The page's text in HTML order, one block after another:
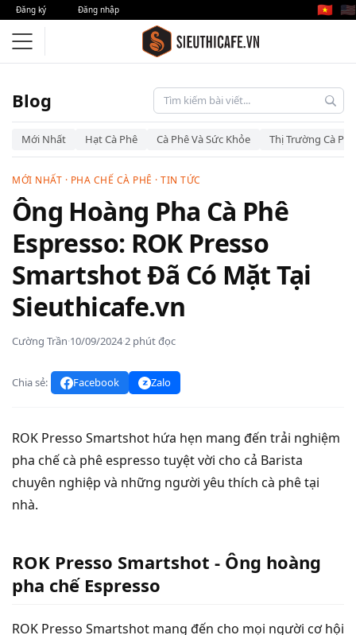
Đăng ký Đăng nhập 🇻🇳 🇺🇸
Blog
Mới Nhất Hạt Cà Phê Cà Phê Và Sức Khỏe Thị Trường Cà Phê
MỚI NHẤT · PHA CHẾ CÀ PHÊ · TIN TỨC
Ông Hoàng Pha Cà Phê
Espresso: ROK Presso
Smartshot Đã Có Mặt Tại
Sieuthicafe.vn
Cường Trần·10/09/2024·2 phút đọc
Chia sẻ: Facebook Zalo
ROK Presso Smartshot hứa hẹn mang đến trải nghiệm
pha chế cà phê espresso tuyệt vời cho cả Barista
chuyên nghiệp và những người yêu thích cà phê tại
nhà.
ROK Presso Smartshot - Ông hoàng
pha chế Espresso
ROK Presso Smartshot mang đến cho mọi người cơ hội